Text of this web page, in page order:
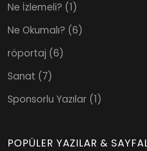
Ne İzlemeli? (1)
Ne Okumalı? (6)
röportaj (6)
Sanat (7)
Sponsorlu Yazılar (1)
POPÜLER YAZILAR &